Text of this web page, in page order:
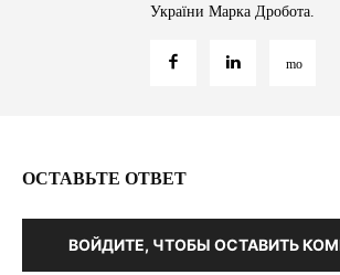
України Марка Дробота.
ОСТАВЬТЕ ОТВЕТ
ВОЙДИТЕ, ЧТОБЫ ОСТАВИТЬ